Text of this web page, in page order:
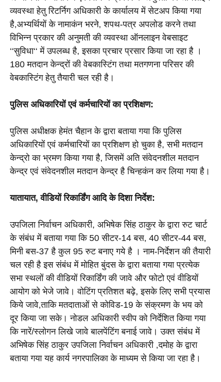
व्यवस्था हेतु रिटर्निग अधिकारी के कार्यालय में सेटअप किया गया
है,अभ्यर्थियों के नामाकंन भरने, शपथ-पत्र अपलोड करने तथा
विभिन्न प्रकार की अनुमती की व्यवस्था ऑनलाइन वेबसाइट
‘‘सुविधा‘‘ में उपलब्ध है, इसका प्रचार प्रसार किया जा रहा है ।
180 मतदान केन्द्रों की वेबकास्टिंग तथा मतगणना परिसर की
वेबकास्टिंग हेतु तैयारी चल रही है।
पुलिस अधिकारियों एवं कर्मचारियों का प्रशिक्षण:
पुलिस अधीक्षक हेमंत चैहान के द्वारा बताया गया कि पुलिस
अधिकारियों एवं कर्मचारियों का प्रशिक्षण हो चुका है, सभी मतदान
केन्द्रो का भ्रमण किया गया है, जिसमें अति संवेदनशील मतदान
केन्द्र एवं संवेदनशील मतदान केन्द्र है चिन्हकंन कर लिया गया है।
यातायात, वीडियों रिकार्डिंग आदि के दिशा निर्देश:
उपजिला निर्वाचन अधिकारी, अभिषेक सिंह ठाकुर के द्वारा रुट चार्ट
के संबंध में बताया गया कि 50 सीटर-14 बस, 40 सीटर-44 बस,
मिनी बस-37 है कुल 95 रुट बनाए गये है । नाम-निर्देशन की तैयारी
चल रही है इस संबंध में मोहित बुंदस के द्वारा बताया गया प्रत्येक
सभा स्थलों की वीडियों रिकार्डिंग की जावे और फोटो एवं वीडियों
आयोग को भेजे जावे। वोटिंग प्रतिशत बढ़े, इसके लिए सभी प्रयास
किये जावे,ताकि मतदाताओं से कोविड-19 के संक्रमण के भय को
दूर किया जा सके। नोडल अधिकारी स्वीप को निर्देशित किया गया
कि नारें/स्लोगन लिखे जावे बालपेंटिंग बनाई जावे। उक्त संबंध में
अभिषेक सिंह ठाकुर उपजिला निर्वाचन अधिकारी ,दमोह के द्वारा
बताया गया यह कार्य नगरपालिका के माध्यम से किया जा रहा है।